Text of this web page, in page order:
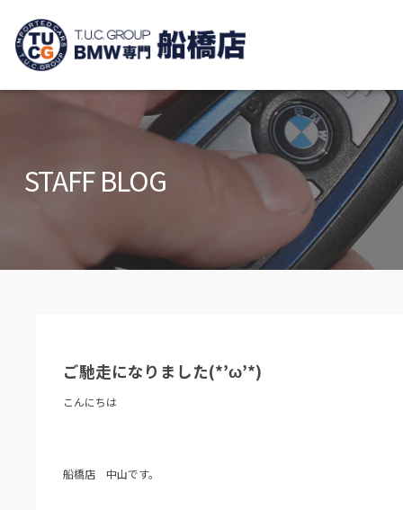
在庫
Stock list
保証＆サービス アク
Access
特別作業について
Special service Order
会社概要
STAFF BLOG
ご馳走になりました(*’ω’*)
こんにちは
船橋店 中山です。